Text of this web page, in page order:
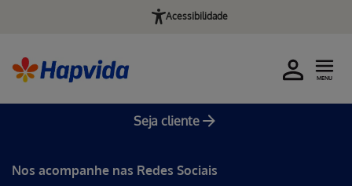
Acessibilidade
Seja cliente
MENU
Nos acompanhe nas Redes Sociais